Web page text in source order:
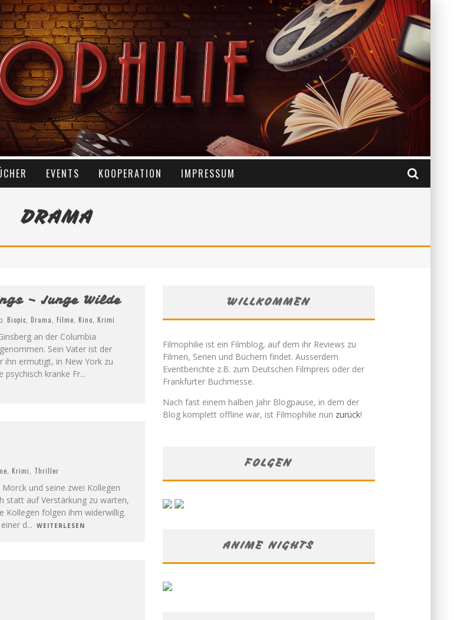
EVENTS KOOPERATION IMPRESSUM
DRAMA
– Junge Wilde
Biopic Drama Filme Kino Krimi
an der Columbia
Sein Vater ist der
ihn ermutigt, in New York zu
psychisch kranke Fr...
Krimi Thriller
und seine zwei Kollegen
statt auf Verstärkung zu warten,
Kollegen folgen ihm widerwillig.
d... WEITERLESEN
WILLKOMMEN
Filmophilie ist ein Filmblog, auf dem ihr Reviews zu
Filmen, Serien und Büchern findet. Ausserdem
Eventberichte z.B. zum Deutschen Filmpreis oder der
Frankfurter Buchmesse.
Nach fast einem halben Jahr Blogpause, in dem der
Blog komplett offline war, ist Filmophilie nun zurück!
FOLGEN
ANIME NIGHTS